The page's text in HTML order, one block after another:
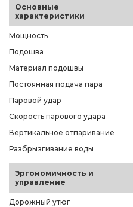
Основные
характеристики
Мощность
Подошва
Материал подошвы
Постоянная подача пара
Паровой удар
Скорость парового удара
Вертикальное отпаривание
Разбрызгивание воды
Эргономичность и
управление
Дорожный утюг